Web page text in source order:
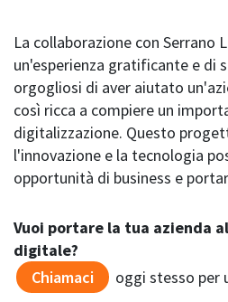
La collaborazione con Serrano
un'esperienza gratificante e di
orgogliosi di aver aiutato
così ricca a compiere un
digitalizzazione. Questo
l'innovazione e la tecnologia
opportunità di business e
Vuoi portare la tua azienda
digitale?
Chiamaci
oggi stesso per